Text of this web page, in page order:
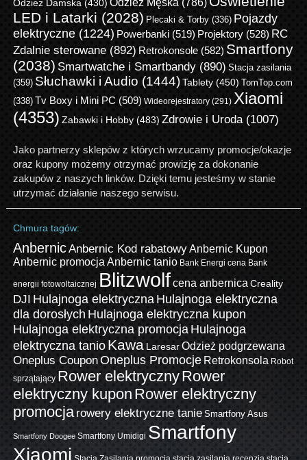
Odzież Damska (430)
LED i Latarki (2028) Plecaki & Torby(336) Pojazdy
elektryczne(1224) Powerbanki(519) Projektory(528) RC
Zdalnie sterowane(892) Retrokonsole(582) Smartfony
(2038) Smartwatche i Smartbandy(890) Stacja zasilania
(359) Słuchawki i Audio (1444)Tablety(450) TomTop.com
(338) Tv Boxy i Mini PC(509) Wideorejestratory(291) Xiaomi
(4353) Zabawki i Hobby(483) Zdrowie i Uroda(1007)
Jako partnerzy sklepów z których wrzucamy promocje/okazje
oraz kupony możemy otrzymać prowizję za dokonanie
zakupów z naszych linków. Dzięki temu jesteśmy w stanie
utrzymać działanie naszego serwisu.
Chmura tagów:
AnbernicAnbernic Kod rabatowyAnbernic Kupon
Anbernic promocja Anbernic tanio Bank Energi cena Bank
energii fotowoltaicznej Blitzwolfcena anbernica Creality
DJI Hulajnoga elektrycznaHulajnoga elektryczna
dla dorosłych Hulajnoga elektryczna kupon
Hulajnoga elektryczna promocjaHulajnoga
elektryczna tanioKawa Laresar Odzież podgrzewana
Oneplus CouponOneplus Promocje Retrokonsola Robot
sprzątający Rower elektrycznyRower
elektryczny kupon Rower elektryczny
promocja rowery elektryczne tanie Smartfony Asus
Smartfony Doogee Smartfony Umidigi Smartfony
Xiaomi